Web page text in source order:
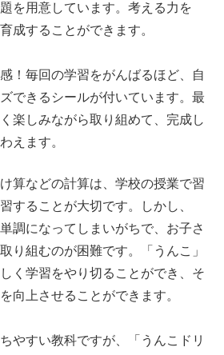
を用意しています。考える力を
成することができます。
！毎回の学習をがんばるほど、自
できるシールが付いています。最
楽しみながら取り組めて、完成し
えます。
算などの計算は、学校の授業で習
することが大切です。しかし、
調になってしまいがちで、お子さ
り組むのが困難です。「うんこ」
く学習をやり切ることができ、そ
向上させることができます。
やすい教科ですが、「うんこドリ